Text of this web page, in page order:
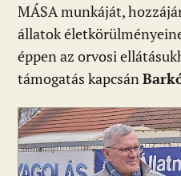
MÁSA munkáját,
állatok
éppen az orvosi
támogatás kapcsán